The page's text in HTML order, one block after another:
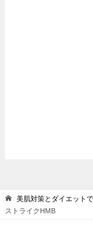
美肌対策とダイエット
ストライクHMB